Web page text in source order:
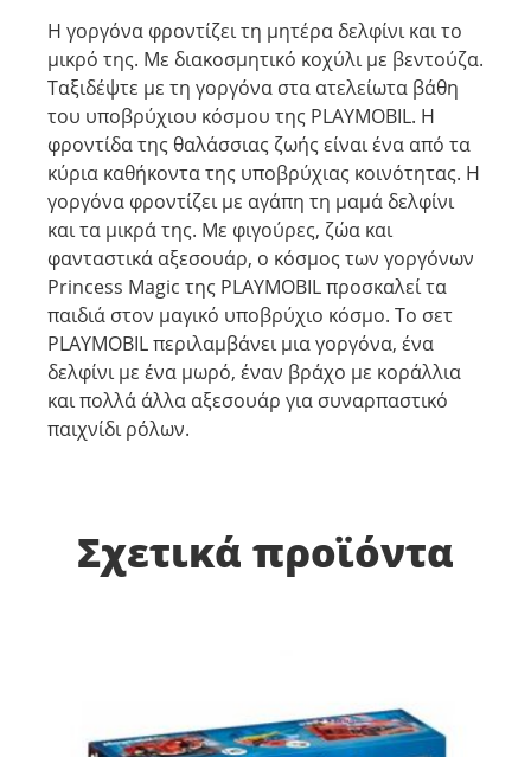
Η γοργόνα φροντίζει τη μητέρα δελφίνι και το
μικρό της. Με διακοσμητικό κοχύλι με βεντούζα.
Ταξιδέψτε με τη γοργόνα στα ατελείωτα βάθη
του υποβρύχιου κόσμου της PLAYMOBIL. Η
φροντίδα της θαλάσσιας ζωής είναι ένα από τα
κύρια καθήκοντα της υποβρύχιας κοινότητας. Η
γοργόνα φροντίζει με αγάπη τη μαμά δελφίνι
και τα μικρά της. Με φιγούρες, ζώα και
φανταστικά αξεσουάρ, ο κόσμος των γοργόνων
Princess Magic της PLAYMOBIL προσκαλεί τα
παιδιά στον μαγικό υποβρύχιο κόσμο. Το σετ
PLAYMOBIL περιλαμβάνει μια γοργόνα, ένα
δελφίνι με ένα μωρό, έναν βράχο με κοράλλια
και πολλά άλλα αξεσουάρ για συναρπαστικό
παιχνίδι ρόλων.
Σχετικά προϊόντα